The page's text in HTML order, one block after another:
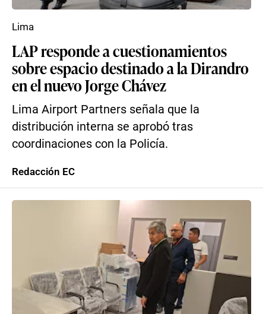
LAP responde a cuestionamientos
sobre espacio destinado a la Dirandro
en el nuevo Jorge Chávez
Lima Airport Partners señala que la
distribución interna se aprobó tras
coordinaciones con la Policía.
Lima
Redacción EC